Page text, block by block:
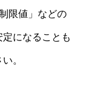
限値」などの
になることも
。